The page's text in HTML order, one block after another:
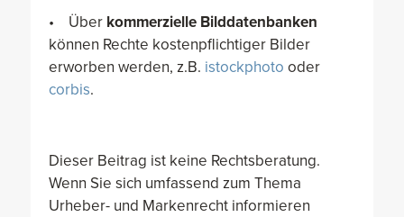
• Über kommerzielle Bilddatenbanken
können Rechte kostenpflichtiger Bilder
erworben werden, z.B. istockphoto oder
corbis.
Dieser Beitrag ist keine Rechtsberatung.
Wenn Sie sich umfassend zum Thema
Urheber- und Markenrecht informieren